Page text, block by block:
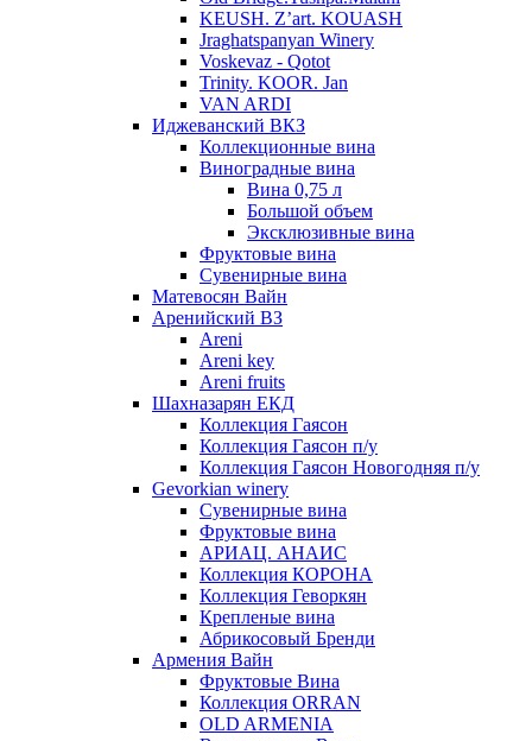
KEUSH. Z’art. KOUASH
Jraghatspanyan Winery
Voskevaz - Qotot
Trinity. KOOR. Jan
VAN ARDI
Иджеванский ВКЗ
Коллекционные вина
Виноградные вина
Вина 0,75 л
Большой объем
Эксклюзивные вина
Фруктовые вина
Cувенирные вина
Матевосян Вайн
Аренийский ВЗ
Areni
Areni key
Areni fruits
Шахназарян ЕКД
Коллекция Гаясон
Коллекция Гаясон п/у
Коллекция Гаясон Новогодняя п/у
Gevorkian winery
Сувенирные вина
Фруктовые вина
АРИАЦ. АНАИС
Коллекция КОРОНА
Коллекция Геворкян
Крепленые вина
Абрикосовый Бренди
Армения Вайн
Фруктовые Вина
Коллекция ORRAN
OLD ARMENIA